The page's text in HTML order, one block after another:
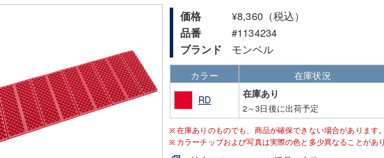
価格 ¥8,360（税込）
品番 #1134234
ブランド モンベル
カラー 在庫状況
RD
在庫あり
2～3日後に出荷予定
在庫ありのものでも、商品が確保できない場合があります。
カラーチップおよび写真は実際の色と多少異なることがあり